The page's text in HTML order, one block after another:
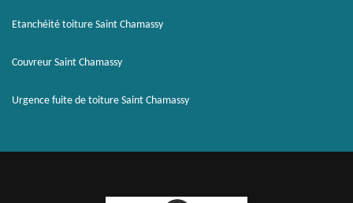
Etanchéité toiture Saint Chamassy
Couvreur Saint Chamassy
Urgence fuite de toiture Saint Chamassy